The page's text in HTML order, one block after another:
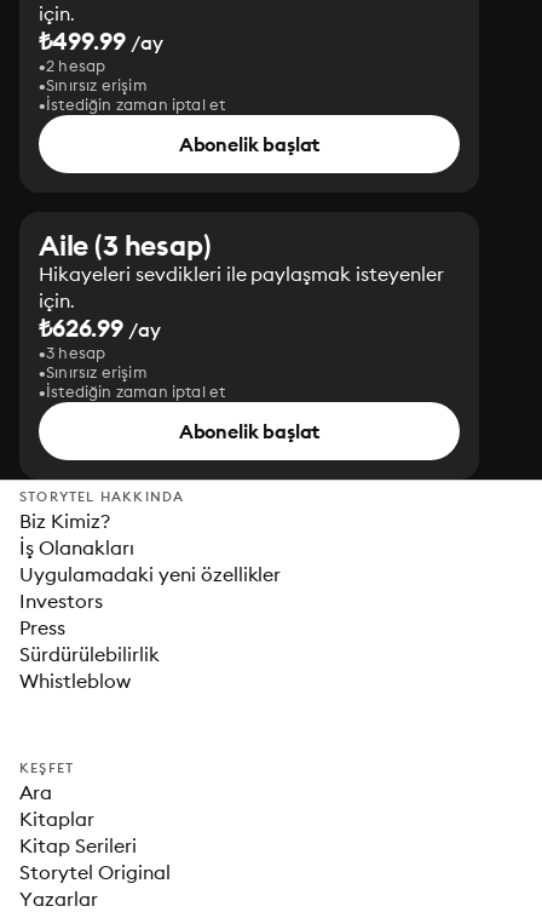
için.
₺499.99 /ay
2 hesap
Sınırsız erişim
İstediğin zaman iptal et
Abonelik başlat
Aile (3 hesap)
Hikayeleri sevdikleri ile paylaşmak isteyenler
için.
₺626.99 /ay
3 hesap
Sınırsız erişim
İstediğin zaman iptal et
Abonelik başlat
STORYTEL HAKKINDA
Biz Kimiz?
İş Olanakları
Uygulamadaki yeni özellikler
Investors
Press
Sürdürülebilirlik
Whistleblow
KEŞFET
Ara
Kitaplar
Kitap Serileri
Storytel Original
Yazarlar